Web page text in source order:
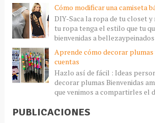
Cómo modificar una camiseta
DIY-Saca la ropa de tu closet y
tu ropa tenga el estilo que tu
bienvenidas a bellezaypeinados
Aprende cómo decorar
cuentas
Hazlo así de fácil : Ideas
decorar plumas Bienvenidas
que venimos a compartirles el
PUBLICACIONES